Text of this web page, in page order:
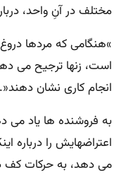
مختلف در آنِ واحد،
«هنگامی که مردها
است، زنها ترجیح می
انجام کاری نشان دهند.»
به فروشنده ها یاد می
اعتراضهایش را درباره
می دهد، به حرکات کف